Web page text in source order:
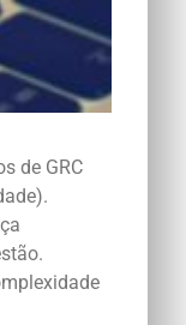
de GRC